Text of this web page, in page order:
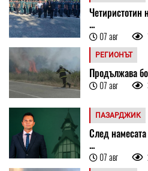
Четиристотин
...
07 авг
РЕГИОНЪТ
Продължава
07 авг
ПАЗАРДЖИК
След
...
07 авг